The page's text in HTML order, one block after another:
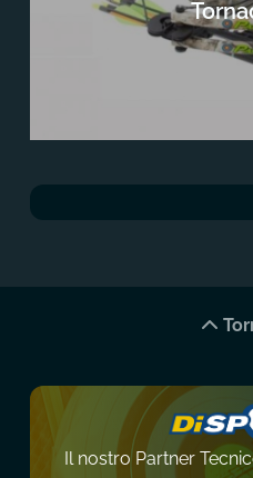
Il nostro Partner